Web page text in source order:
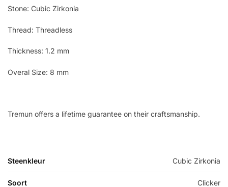
Stone: Cubic Zirkonia
Thread: Threadless
Thickness: 1.2 mm
Overal Size: 8 mm
Tremun offers a lifetime guarantee on their craftsmanship.
Steenkleur Cubic Zirkonia
Soort Clicker